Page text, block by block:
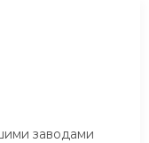
заводами